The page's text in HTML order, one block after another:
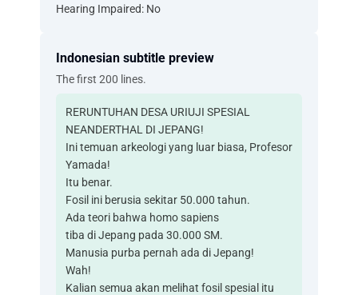
Hearing Impaired: No
Indonesian subtitle preview
The first 200 lines.
RERUNTUHAN DESA URIUJI SPESIAL
NEANDERTHAL DI JEPANG!
Ini temuan arkeologi yang luar biasa, Profesor
Yamada!
Itu benar.
Fosil ini berusia sekitar 50.000 tahun.
Ada teori bahwa homo sapiens
tiba di Jepang pada 30.000 SM.
Manusia purba pernah ada di Jepang!
Wah!
Kalian semua akan melihat fosil spesial itu